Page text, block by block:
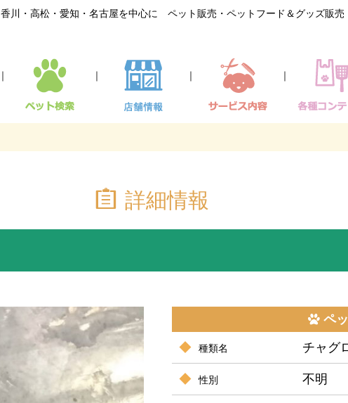
香川・高松・愛知・名古屋を中心に ペット販売・ペットフード＆グッズ販売
｜ ｜ ｜ ｜
詳細情報
ペ
種類名 チャグ
性別 不明